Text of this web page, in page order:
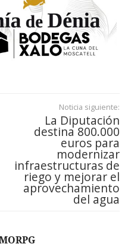
Noticia siguiente:
La Diputación
destina 800.000
euros para
modernizar
infraestructuras de
riego y mejorar el
aprovechamiento
del agua